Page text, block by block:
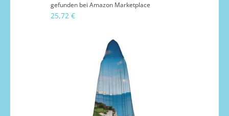
gefunden bei Amazon Marketplace
25,72 €